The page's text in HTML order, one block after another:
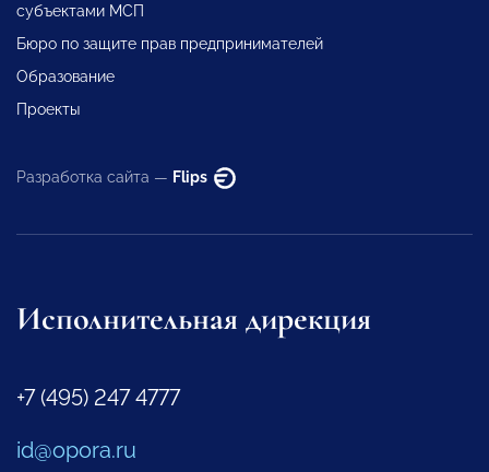
субъектами МСП
Бюро по защите прав предпринимателей
Образование
Проекты
Разработка сайта — Flips
Исполнительная дирекция
+7 (495) 247 4777
id@opora.ru